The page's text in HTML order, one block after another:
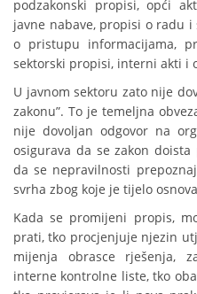
podzakonski propisi, opći
javne nabave, propisi o radu
o pristupu informacijama,
sektorski propisi, interni akti i
U javnom sektoru zato nije
zakonu”. To je temeljna
nije dovoljan odgovor na
osigurava da se zakon
da se nepravilnosti
svrha zbog koje je tijelo
Kada se promijeni propis,
prati, tko procjenjuje njezin
mijenja obrasce rješenja,
interne kontrolne liste, tko